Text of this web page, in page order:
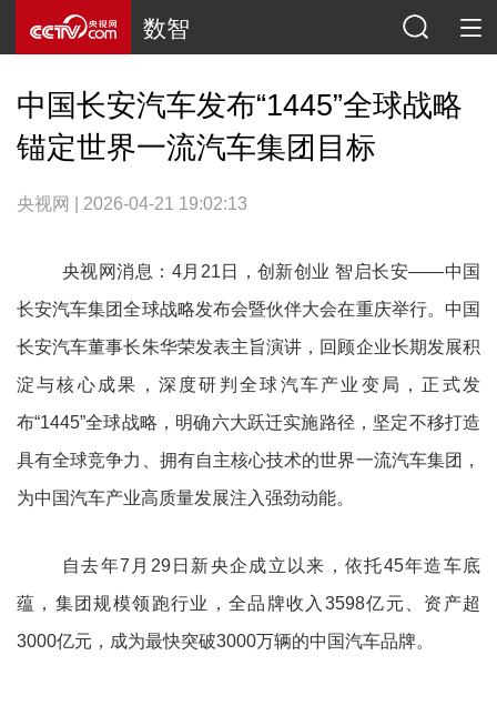
数智
中国长安汽车发布“1445”全球战略
锚定世界一流汽车集团目标
央视网 | 2026-04-21 19:02:13
央视网消息：4月21日，创新创业 智启长安——中国
长安汽车集团全球战略发布会暨伙伴大会在重庆举行。中国
长安汽车董事长朱华荣发表主旨演讲，回顾企业长期发展积
淀与核心成果，深度研判全球汽车产业变局，正式发
布“1445”全球战略，明确六大跃迁实施路径，坚定不移打造
具有全球竞争力、拥有自主核心技术的世界一流汽车集团，
为中国汽车产业高质量发展注入强劲动能。
自去年7月29日新央企成立以来，依托45年造车底
蕴，集团规模领跑行业，全品牌收入3598亿元、资产超
3000亿元，成为最快突破3000万辆的中国汽车品牌。